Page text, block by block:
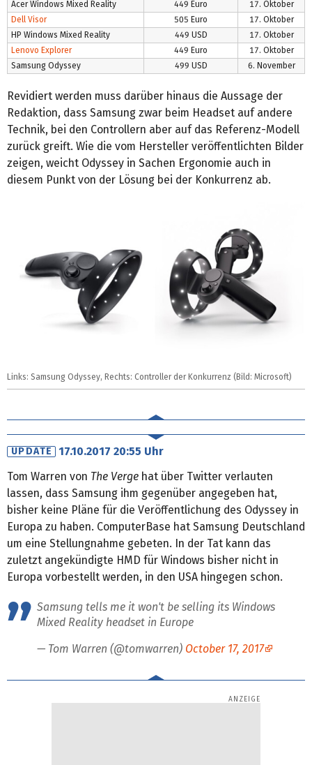
Acer Windows Mixed Reality 449 Euro
17. Oktober
Dell Visor
505 Euro
17. Oktober
HP Windows Mixed Reality
449 USD
17. Oktober
Lenovo Explorer
449 Euro
17. Oktober
Samsung Odyssey
499 USD 6. November
Revidiert werden muss darüber hinaus die Aussage der
Redaktion, dass Samsung zwar beim Headset auf andere
Technik, bei den Controllern aber auf das Referenz-Modell
zurück greift. Wie die vom Hersteller veröffentlichten Bilder
zeigen, weicht Odyssey in Sachen Ergonomie auch in
diesem Punkt von der Lösung bei der Konkurrenz ab.
Links: Samsung Odyssey, Rechts: Controller der Konkurrenz (Bild: Microsoft)
UPDATE
17.10.2017 20:55 Uhr
Tom Warren von The Verge hat über Twitter verlauten
lassen, dass Samsung ihm gegenüber angegeben hat,
bisher keine Pläne für die Veröffentlichung des Odyssey in
Europa zu haben. ComputerBase hat Samsung Deutschland
um eine Stellungnahme gebeten. In der Tat kann das
zuletzt angekündigte HMD für Windows bisher nicht in
Europa vorbestellt werden, in den USA hingegen schon.
Samsung tells me it won't be selling its Windows
Mixed Reality headset in Europe
— Tom Warren (@tomwarren) October 17, 2017